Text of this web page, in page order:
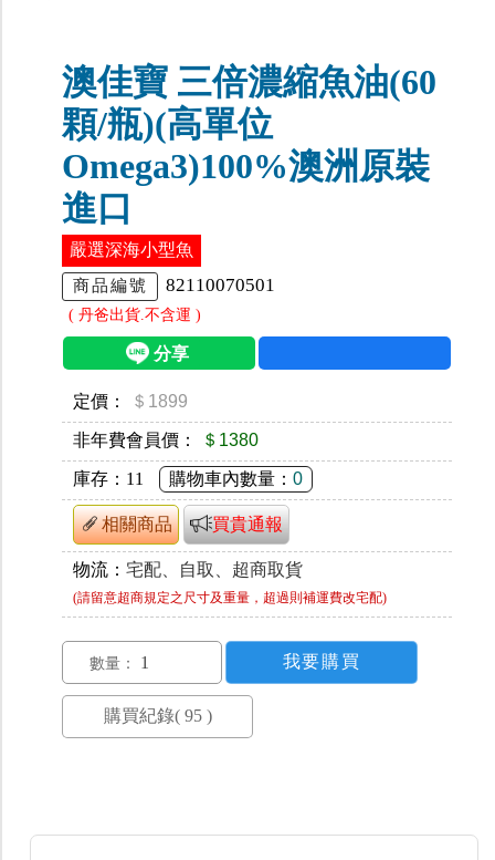
澳佳寶 三倍濃縮魚油(60
顆/瓶)(高單位
Omega3)100%澳洲原裝
進口
嚴選深海小型魚
商品編號 82110070501
( 丹爸出貨.不含運 )
定價： ＄1899
非年費會員價： ＄1380
庫存： 11 購物車內數量： 0
相關商品 買貴通報
物流： 宅配、自取、超商取貨
(請留意超商規定之尺寸及重量，超過則補運費改宅配)
數量：